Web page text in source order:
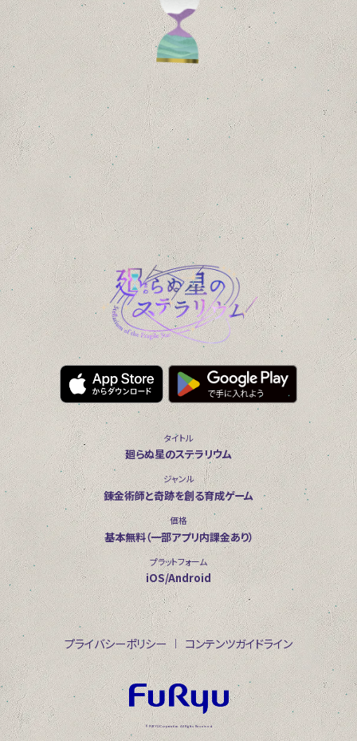
タイトル
廻らぬ星のステラリウム
ジャンル
錬金術師と奇跡を創る育成ゲーム
価格
基本無料（一部アプリ内課金あり）
プラットフォーム
iOS/Android
プライバシーポリシー コンテンツガイドライン
© FURYU Corporation. All Rights Reserved.